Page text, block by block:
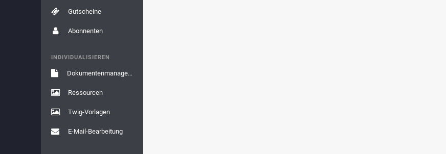
Gutscheine
Abonnenten
INDIVIDUALISIEREN
Dokumentenmanagement
Ressourcen
Twig-Vorlagen
E-Mail-Bearbeitung